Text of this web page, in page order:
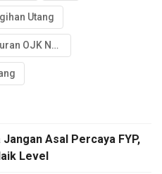
Utang
Peraturan OJK Nomor 22 Tahun 2023
Jangan Asal Percaya FYP,
Level